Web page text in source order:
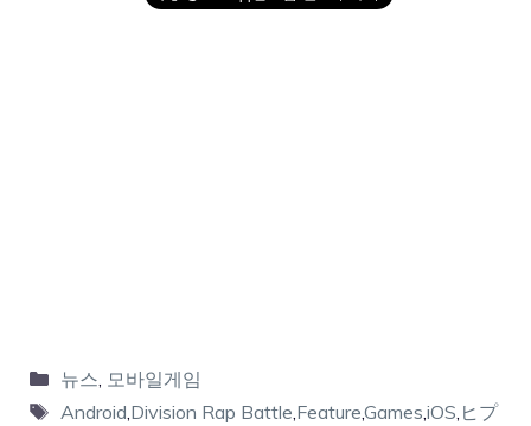
뉴스, 모바일게임
Android,Division Rap Battle,Feature,Games,iOS, ヒプ